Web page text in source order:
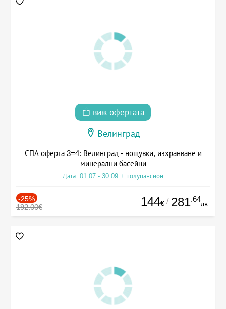
виж офертата
Велинград
СПА оферта 3=4: Велинград - нощувки, изхранване и
минерални басейни
Дата: 01.07 - 30.09 + полупансион
-25%
192.00€ 144€ / 281.64
лв.